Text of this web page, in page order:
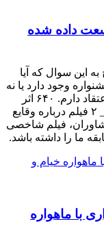
داده شده
این سوال که آیا
وجود دارد یا نه
گفت: شخص خود من کاملاً به شفاف‌سازی اعتقاد دارم. ۶۴۰ اثر
متقاضی حضور در جشنواره شده است که ۱ _ ۲ فیلم درباره وقایع
فیلم شاخصی
ما را داشته باشد.
با ماهواره